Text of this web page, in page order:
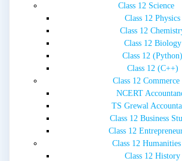
Class 12 Science
Class 12 Physics
Class 12
Class 12 Biology
Class 12 (Python)
Class 12 (C++)
Class 12 Commerce
NCERT
TS Grewal
Class 12 Business
Class 12
Class 12 Humanities
Class 12 History